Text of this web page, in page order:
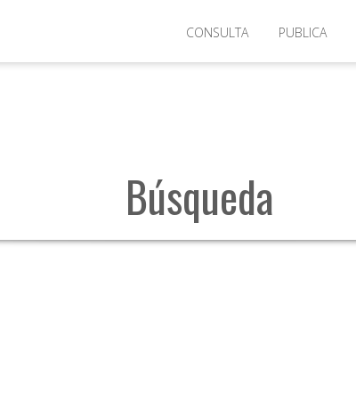
CONSULTA PUBLICA
Búsqueda